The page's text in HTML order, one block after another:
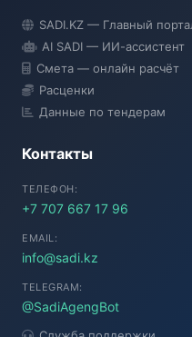
SADI.KZ — Главный
AI SADI — ИИ-ассистент
Смета — онлайн расчёт
Расценки
Данные по тендерам
Контакты
ТЕЛЕФОН:
+7 707 667 17 96
EMAIL:
info@sadi.kz
TELEGRAM:
@SadiAgengBot
●